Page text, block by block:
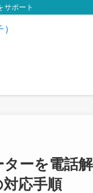
サポート
ーを電話
対応手順